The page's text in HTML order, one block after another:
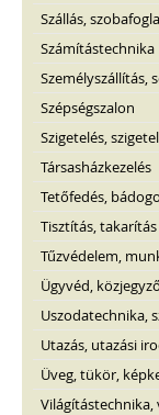
Szállás,
Számítástechnika
Személyszállítás,
Szépségszalon
Szigetelés,
Társasházkezelés
Tetőfedés,
Tisztítás, takarítás
Tűzvédelem,
Ügyvéd, közjegyző
Uszodatechnika,
Utazás, utazási
Üveg, tükör,
Világítástechnika,